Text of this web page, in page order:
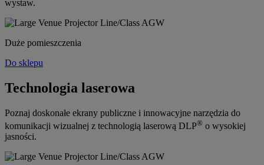
wystaw.
Duże pomieszczenia
Do sklepu
Technologia laserowa
Poznaj doskonałe ekrany publiczne i innowacyjne narzędzia do
komunikacji wizualnej z technologią laserową DLP® o wysokiej
jasności.